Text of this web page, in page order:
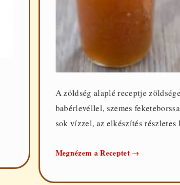
A zöldség alaplé receptje
babérlevéllel, szemes
sok vízzel, az elkészítés részletes
Megnézem a Receptet Zöldség
elkészítése
→